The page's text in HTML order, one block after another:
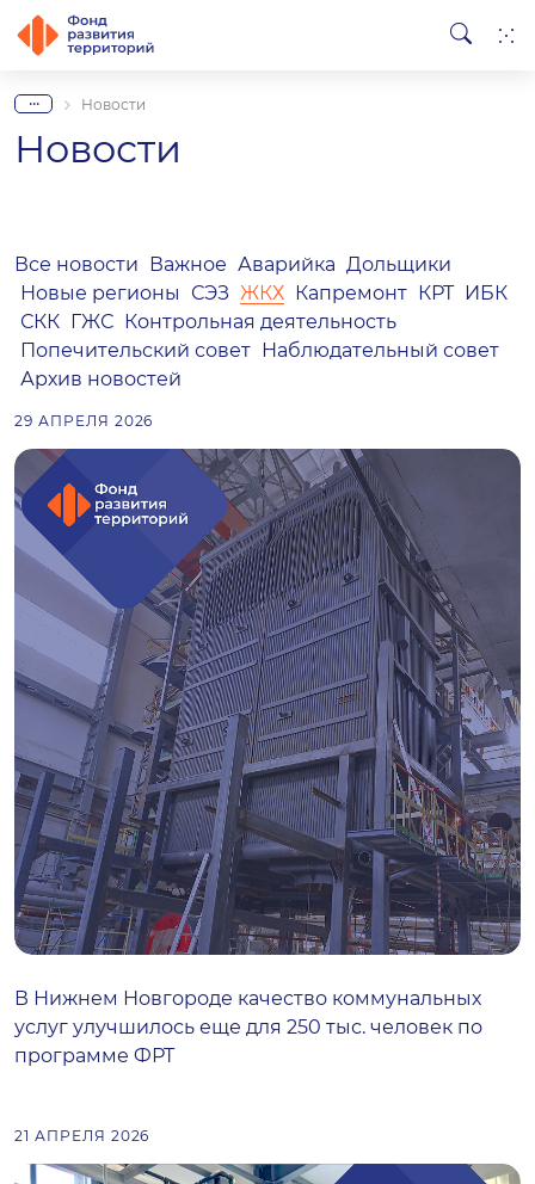
... Новости
Новости
Все новости Важное Аварийка Дольщики
Новые регионы
СЭЗ ЖКХ Капремонт КРТ ИБК
СКК ГЖС Контрольная деятельность
Попечительский совет Наблюдательный совет
Архив новостей
29 АПРЕЛЯ 2026
В Нижнем Новгороде качество коммунальных
услуг улучшилось еще для 250 тыс. человек по
программе ФРТ
21 АПРЕЛЯ 2026